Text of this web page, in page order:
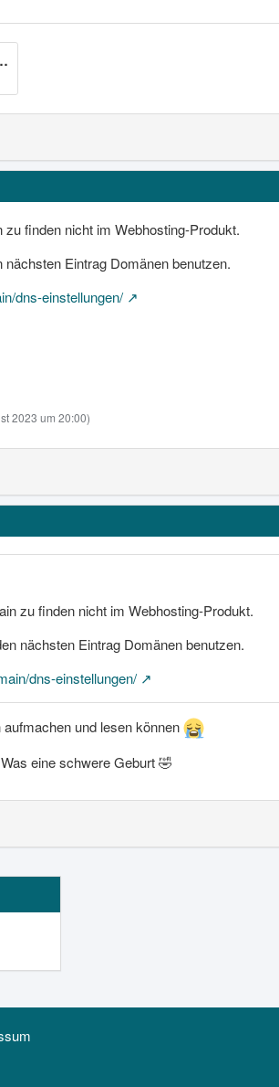
finden nicht im Webhosting-Produkt.
Eintrag Domänen benutzen.
dns-einstellungen/
2023 um 20:00)
zu finden nicht im Webhosting-Produkt.
nächsten Eintrag Domänen benutzen.
dns-einstellungen/
und lesen können
eine schwere Geburt 🤣